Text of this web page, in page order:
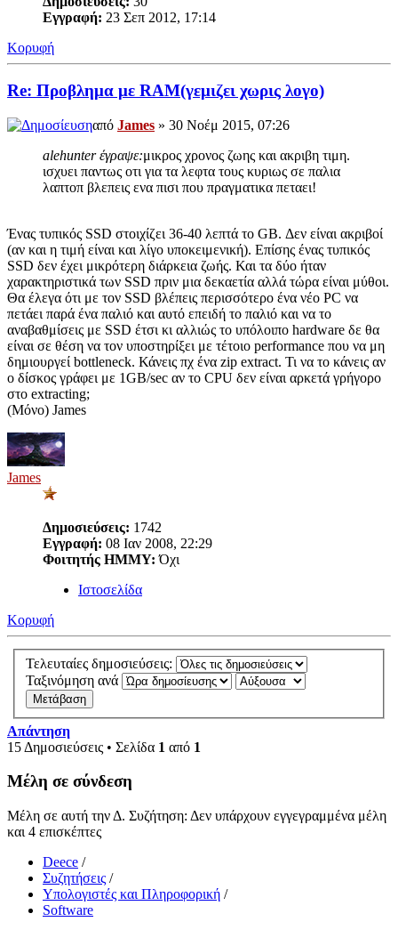
Εγγραφή: 23 Σεπ 2012, 17:14
Κορυφή
Re: Προβλημα με RAM(γεμιζει χωρις λογο)
από James » 30 Νοέμ 2015, 07:26
alehunter έγραψε:μικρος χρονος ζωης και ακριβη τιμη.
ισχυει παντως οτι για τα λεφτα τους κυριως σε παλια
λαπτοπ βλεπεις ενα πισι που πραγματικα πεταει!
Ένας τυπικός SSD στοιχίζει 36-40 λεπτά το GB. Δεν είναι ακριβοί
(αν και η τιμή είναι και λίγο υποκειμενική). Επίσης ένας τυπικός
SSD δεν έχει μικρότερη διάρκεια ζωής. Και τα δύο ήταν
χαρακτηριστικά των SSD πριν μια δεκαετία αλλά τώρα είναι μύθοι.
Θα έλεγα ότι με τον SSD βλέπεις περισσότερο ένα νέο PC να
πετάει παρά ένα παλιό και αυτό επειδή το παλιό και να το
αναβαθμίσεις με SSD έτσι κι αλλιώς το υπόλοιπο hardware δε θα
είναι σε θέση να τον υποστηρίξει με τέτοιο performance που να μη
δημιουργεί bottleneck. Κάνεις πχ ένα zip extract. Τι να το κάνεις αν
ο δίσκος γράφει με 1GB/sec αν το CPU δεν είναι αρκετά γρήγορο
στο extracting;
(Μόνο) James
James
Δημοσιεύσεις: 1742
Εγγραφή: 08 Ιαν 2008, 22:29
Φοιτητής ΗΜΜΥ: Όχι
Ιστοσελίδα
Κορυφή
Τελευταίες δημοσιεύσεις:
Ταξινόμηση ανά
Απάντηση
15 Δημοσιεύσεις • Σελίδα 1 από 1
Μέλη σε σύνδεση
Μέλη σε αυτή την Δ. Συζήτηση: Δεν υπάρχουν εγγεγραμμένα μέλη
και 4 επισκέπτες
Deece /
Συζητήσεις /
Υπολογιστές και Πληροφορική /
Software